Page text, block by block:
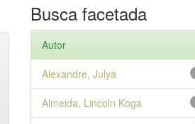
Busca facetada
Autor
Alexandre, Julya
Almeida, Lincoln Koga